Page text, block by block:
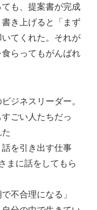
も、提案書が完成
き上げると「まず
てくれた。それが
らってもがんばれ
ジネスリーダー。
ごい人たちだっ
話を引き出す仕事
まに話をしてもら
不合理になる」